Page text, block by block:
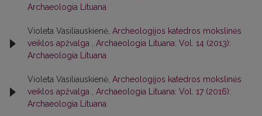
Archaeologia Lituana
Violeta Vasiliauskienė, Archeologijos katedros mokslinės
veiklos apžvalga
Archaeologia Lituana: Vol. 14 (2013):
Archaeologia Lituana
Violeta Vasiliauskienė, Archeologijos katedros mokslinės
veiklos apžvalga
Archaeologia Lituana: Vol. 17 (2016):
Archaeologia Lituana